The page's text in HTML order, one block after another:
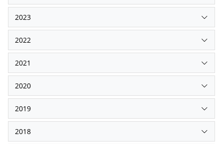
2023
2022
2021
2020
2019
2018